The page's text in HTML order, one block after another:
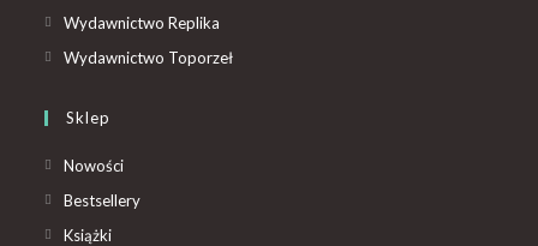
Wydawnictwo Replika
Wydawnictwo Toporzeł
Sklep
Nowości
Bestsellery
Książki